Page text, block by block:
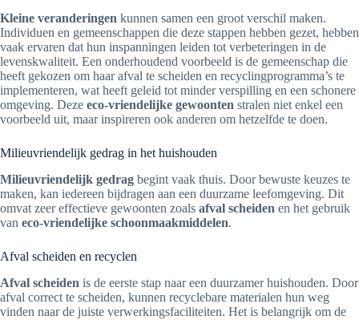
Kleine veranderingen kunnen samen een groot verschil maken.
Individuen en gemeenschappen die deze stappen hebben gezet, hebben
vaak ervaren dat hun inspanningen leiden tot verbeteringen in de
levenskwaliteit. Een onderhoudend voorbeeld is de gemeenschap die
heeft gekozen om haar afval te scheiden en recyclingprogramma’s te
implementeren, wat heeft geleid tot minder verspilling en een schonere
omgeving. Deze eco-vriendelijke gewoonten stralen niet enkel een
voorbeeld uit, maar inspireren ook anderen om hetzelfde te doen.
Milieuvriendelijk gedrag in het huishouden
Milieuvriendelijk gedrag begint vaak thuis. Door bewuste keuzes te
maken, kan iedereen bijdragen aan een duurzame leefomgeving. Dit
omvat zeer effectieve gewoonten zoals afval scheiden en het gebruik
van eco-vriendelijke schoonmaakmiddelen.
Afval scheiden en recyclen
Afval scheiden is de eerste stap naar een duurzamer huishouden. Door
afval correct te scheiden, kunnen recyclebare materialen hun weg
vinden naar de juiste verwerkingsfaciliteiten. Het is belangrijk om de